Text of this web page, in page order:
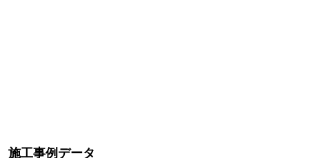
施工事例データ